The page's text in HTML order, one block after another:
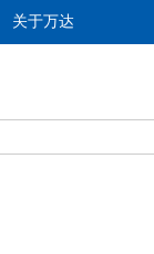
关于万达